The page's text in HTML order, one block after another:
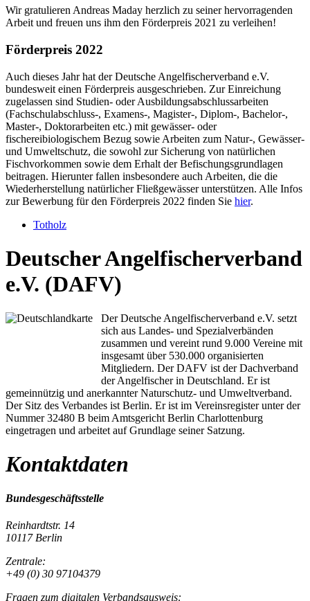
Wir gratulieren Andreas Maday herzlich zu seiner hervorragenden
Arbeit und freuen uns ihm den Förderpreis 2021 zu verleihen!
Förderpreis 2022
Auch dieses Jahr hat der Deutsche Angelfischerverband e.V.
bundesweit einen Förderpreis ausgeschrieben. Zur Einreichung
zugelassen sind Studien- oder Ausbildungsabschlussarbeiten
(Fachschulabschluss-, Examens-, Magister-, Diplom-, Bachelor-,
Master-, Doktorarbeiten etc.) mit gewässer- oder
fischereibiologischem Bezug sowie Arbeiten zum Natur-, Gewässer-
und Umweltschutz, die sowohl zur Sicherung von natürlichen
Fischvorkommen sowie dem Erhalt der Befischungsgrundlagen
beitragen. Hierunter fallen insbesondere auch Arbeiten, die die
Wiederherstellung natürlicher Fließgewässer unterstützen. Alle Infos
zur Bewerbung für den Förderpreis 2022 finden Sie hier.
Totholz
Deutscher Angelfischerverband
e.V. (DAFV)
Der Deutsche Angelfischerverband e.V. setzt
sich aus Landes- und Spezialverbänden
zusammen und vereint rund 9.000 Vereine mit
insgesamt über 530.000 organisierten
Mitgliedern. Der DAFV ist der Dachverband
der Angelfischer in Deutschland. Er ist
gemeinnützig und anerkannter Naturschutz- und Umweltverband.
Der Sitz des Verbandes ist Berlin. Er ist im Vereinsregister unter der
Nummer 32480 B beim Amtsgericht Berlin Charlottenburg
eingetragen und arbeitet auf Grundlage seiner Satzung.
Kontaktdaten
Bundesgeschäftsstelle
Reinhardtstr. 14
10117 Berlin
Zentrale:
+49 (0) 30 97104379
Fragen zum digitalen Verbandsausweis: